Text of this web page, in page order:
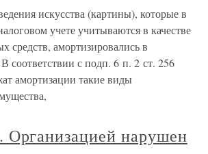
искусства (картины), которые в
учете учитываются в качестве
средств, амортизировались в
соответствии с подп. 6 п. 2 ст. 256
амортизации такие виды
Организацией нарушен